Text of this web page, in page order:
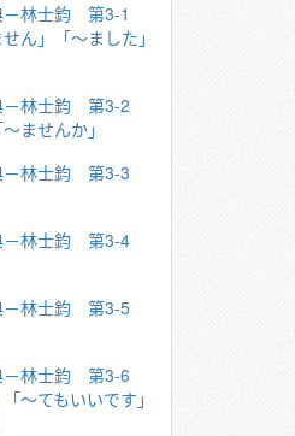
－林士鈞 第3-1
ん」「～ました」
－林士鈞 第3-2
ませんか」
－林士鈞 第3-3
－林士鈞 第3-4
－林士鈞 第3-5
－林士鈞 第3-6
～てもいいです」